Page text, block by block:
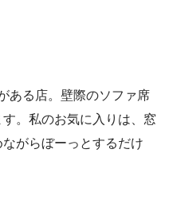
ある店。壁際のソファ席
。私のお気に入りは、窓
がらぼーっとするだけ